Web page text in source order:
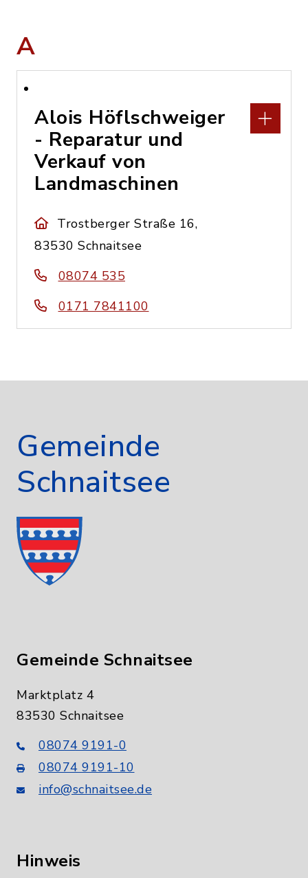
A
Alois Höflschweiger
- Reparatur und
Verkauf von
Landmaschinen
Trostberger Straße 16,
83530 Schnaitsee
08074 535
0171 7841100
Gemeinde
Schnaitsee
Gemeinde Schnaitsee
Marktplatz 4
83530 Schnaitsee
08074 9191-0
08074 9191-10
info@schnaitsee.de
Hinweis